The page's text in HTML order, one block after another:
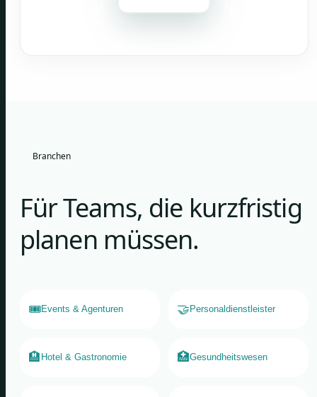
Branchen
Für Teams, die kurzfristig
planen müssen.
🎟️Events & Agenturen 🤝 Personaldienstleister
🏨 Hotel & Gastronomie 🏥Gesundheitswesen